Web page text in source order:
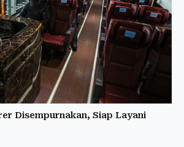
Disempurnakan, Siap Layani